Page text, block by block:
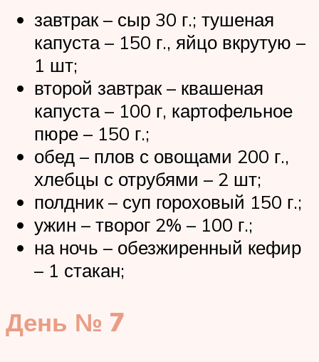
завтрак – сыр 30 г.; тушеная
капуста – 150 г., яйцо вкрутую –
1 шт;
второй завтрак – квашеная
капуста – 100 г, картофельное
пюре – 150 г.;
обед – плов с овощами 200 г.,
хлебцы с отрубями – 2 шт;
полдник – суп гороховый 150 г.;
ужин – творог 2% – 100 г.;
на ночь – обезжиренный кефир
– 1 стакан;
День № 7